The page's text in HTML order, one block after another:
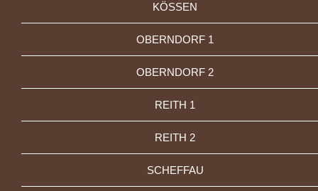
KÖSSEN
OBERNDORF 1
OBERNDORF 2
REITH 1
REITH 2
SCHEFFAU